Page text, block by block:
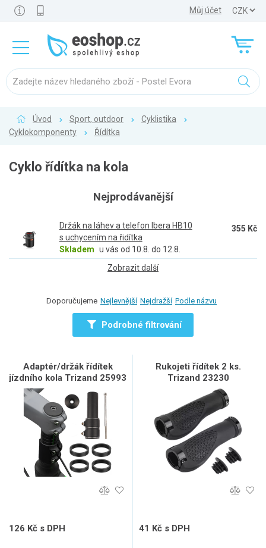
Můj účet
Úvod Sport, outdoor
Cyklistika
Cyklokomponenty
Řídítka
Cyklo řídítka na kola
Nejprodávanější
Držák na láhev a telefon Ibera HB10
s uchycením na řidítka
Skladem u vás od 10.8. do 12.8.
355 Kč
Zobrazit další
Doporučujeme Nejlevnější Nejdražší Podle názvu
Podrobné filtrování
Adaptér/držák řídítek
jízdního kola Trizand 25993
126 Kč s DPH
Rukojeti řídítek 2 ks.
Trizand 23230
41 Kč s DPH